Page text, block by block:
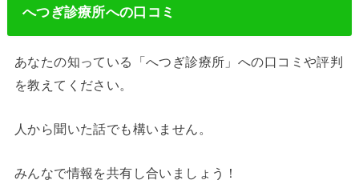
へつぎ診療所への口コミ
あなたの知っている「へつぎ診療所」への口コミや評判
を教えてください。
人から聞いた話でも構いません。
みんなで情報を共有し合いましょう！